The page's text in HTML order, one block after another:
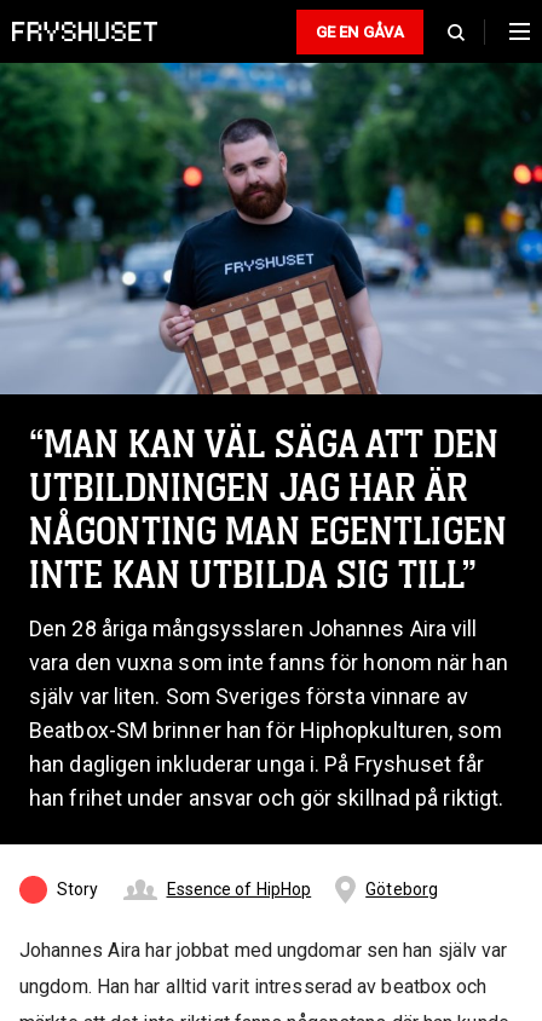
GE EN GÅVA
“MAN KAN VÄL SÄGA ATT DEN
UTBILDNINGEN JAG HAR ÄR
NÅGONTING MAN EGENTLIGEN
INTE KAN UTBILDA SIG TILL”
Den 28 åriga mångsysslaren Johannes Aira vill
vara den vuxna som inte fanns för honom när han
själv var liten. Som Sveriges första vinnare av
Beatbox-SM brinner han för Hiphopkulturen, som
han dagligen inkluderar unga i. På Fryshuset får
han frihet under ansvar och gör skillnad på riktigt.
Story Essence of HipHop Göteborg
Johannes Aira har jobbat med ungdomar sen han själv var
ungdom. Han har alltid varit intresserad av beatbox och